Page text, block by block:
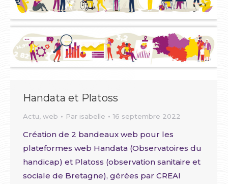
Handata et Platoss
Actu, web Par isabelle 16 septembre 2022
Création de 2 bandeaux web pour les
plateformes web Handata (Observatoires du
handicap) et Platoss (observation sanitaire et
sociale de Bretagne), gérées par CREAI